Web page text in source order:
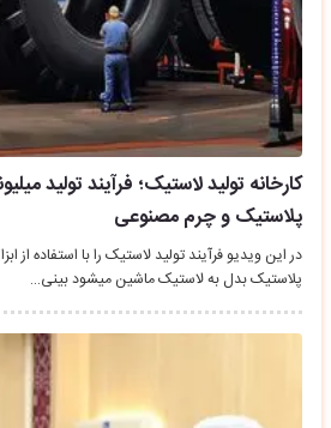
کارخانه تولید لاستیک؛ فرآیند تولید
پلاستیک و چرم مصنوعی
در این ویدیو فرآیند تولید لاستیک را با استفاده از
پلاستیک بدل به لاستیک ماشین میشود بینی…